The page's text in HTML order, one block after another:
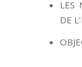
LES
DE